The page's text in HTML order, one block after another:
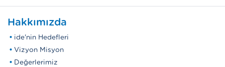
Hakkımızda
ide'nin Hedefleri
Vizyon Misyon
Değerlerimiz